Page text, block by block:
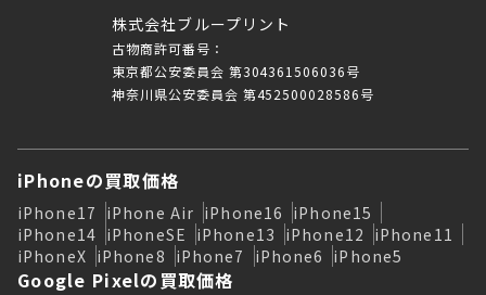
株式会社ブループリント
古物商許可番号：
東京都公安委員会 第304361506036号
神奈川県公安委員会 第452500028586号
iPhoneの買取価格
iPhone17 iPhone Air iPhone16 iPhone15
iPhone14 iPhoneSE iPhone13 iPhone12 iPhone11
iPhoneX iPhone8 iPhone7 iPhone6 iPhone5
Google Pixelの買取価格